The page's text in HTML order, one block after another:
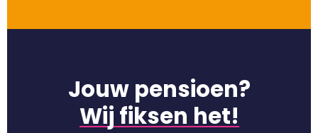
Jouw pensioen?
Wij fiksen het!